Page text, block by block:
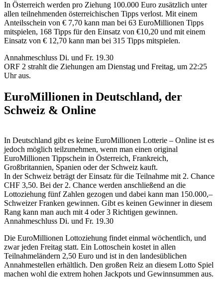
In Österreich werden pro Ziehung 100.000 Euro zusätzlich unter
allen teilnehmenden österreichischen Tipps verlost. Mit einem
Anteilsschein von € 7,70 kann man bei 63 EuroMillionen Tipps
mitspielen, 168 Tipps für den Einsatz von €10,20 und mit einem
Einsatz von € 12,70 kann man bei 315 Tipps mitspielen.
Annahmeschluss Di. und Fr. 19.30
ORF 2 strahlt die Ziehungen am Dienstag und Freitag, um 22:25
Uhr aus.
EuroMillionen in Deutschland, der
Schweiz & Online
In Deutschland gibt es keine EuroMillionen Lotterie – Online ist es
jedoch möglich teilzunehmen, wenn man einen original
EuroMillionen Tippschein in Österreich, Frankreich,
Großbritannien, Spanien oder der Schweiz kauft.
In der Schweiz beträgt der Einsatz für die Teilnahme mit 2. Chance
CHF 3,50. Bei der 2. Chance werden anschließend an die
Lottoziehung fünf Zahlen gezogen und dabei kann man 150.000,–
Schweizer Franken gewinnen. Gibt es keinen Gewinner in diesem
Rang kann man auch mit 4 oder 3 Richtigen gewinnen.
Annahmeschluss Di. und Fr. 19.30
Die EuroMillionen Lottoziehung findet einmal wöchentlich, und
zwar jeden Freitag statt. Ein Lottoschein kostet in allen
Teilnahmeländern 2,50 Euro und ist in den landesüblichen
Annahmestellen erhältlich. Den großen Reiz an diesem Lotto Spiel
machen wohl die extrem hohen Jackpots und Gewinnsummen aus.